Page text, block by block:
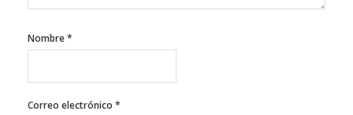
Nombre*
Correo electrónico *